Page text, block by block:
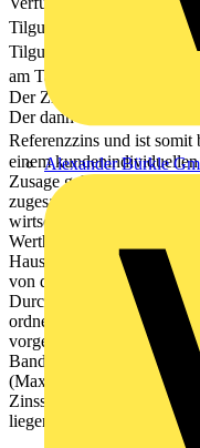
Alexander Bürkle
Tilgungsfreijahren (20/3) 
Tilgungsfreijahren (30/5)
am Tag der Zusage
Der Zinssatz wird für einen
Der dann zu
Referenzzins und ist
einem
Zusage geltenden
zugesagt. Der Zinssatz
wirtschaftlichen
Werthaltigkeit der für den
Hausbank festgelegt.
von der KfW
Durch die Kombination
ordnet die Hausbank den
vorgegebenen Preisklassen
Bandbreite ab, die durch
(Maximalzinssatz)
Zinssatz kann unter dem
liegen. Einzelheiten zur